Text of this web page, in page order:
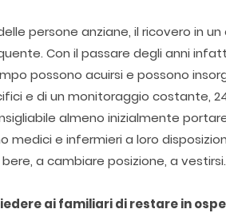
persone anziane, il ricovero in
Con il passare degli anni
possono acuirsi e possono
e di un monitoraggio costante,
almeno inizialmente
medici e infermieri a loro
a cambiare posizione, a vestirsi.
ai familiari di restare in